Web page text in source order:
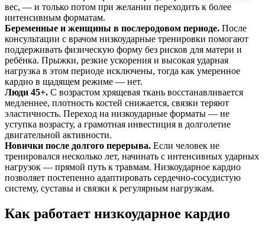
вес, — и только потом при желании переходить к более
интенсивным форматам.
Беременные и женщины в послеродовом периоде. После
консультации с врачом низкоударные тренировки помогают
поддерживать физическую форму без рисков для матери и
ребёнка. Прыжки, резкие ускорения и высокая ударная
нагрузка в этом периоде исключены, тогда как умеренное
кардио в щадящем режиме — нет.
Люди 45+. С возрастом хрящевая ткань восстанавливается
медленнее, плотность костей снижается, связки теряют
эластичность. Переход на низкоударные форматы — не
уступка возрасту, а грамотная инвестиция в долголетие
двигательной активности.
Новички после долгого перерыва. Если человек не
тренировался несколько лет, начинать с интенсивных ударных
нагрузок — прямой путь к травмам. Низкоударное кардио
позволяет постепенно адаптировать сердечно-сосудистую
систему, суставы и связки к регулярным нагрузкам.
Как работает низкоударное кардио